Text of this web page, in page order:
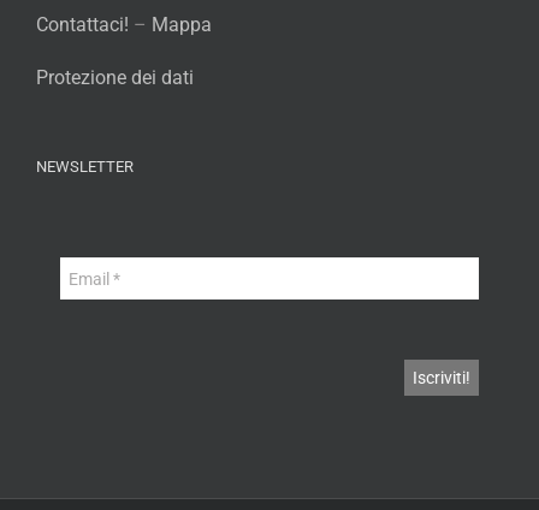
Contattaci! – Mappa
Protezione dei dati
NEWSLETTER